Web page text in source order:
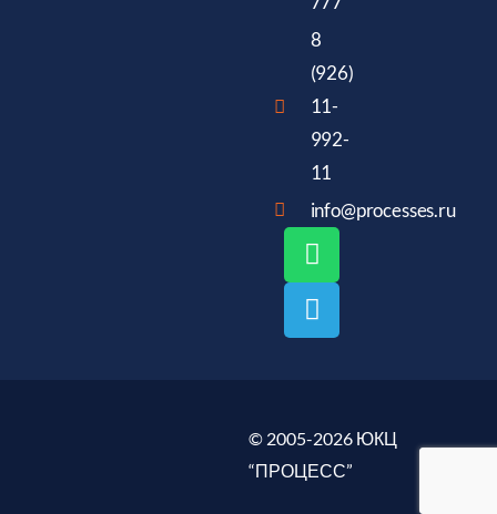
8
(926)
11-
992-
11
info@processes.ru
© 2005-2026 ЮКЦ
“ПРОЦЕСС”